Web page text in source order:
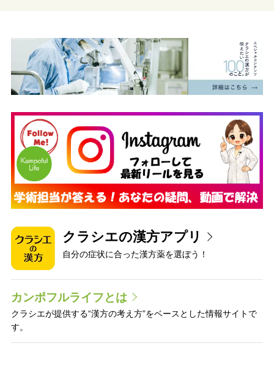
クラシエの漢方アプリ
自分の症状に合った漢方薬を選ぼう！
カンポフルライフとは
クラシエが提供する“漢方の考え方”をベースとした情報サイトで
す。